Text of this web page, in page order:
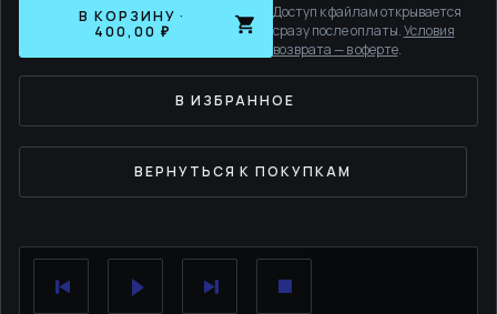
В КОРЗИНУ ·
400,00 ₽
Доступ к файлам открывается
сразу после оплаты.Условия
возврата — в оферте.
В ИЗБРАННОЕ
ВЕРНУТЬСЯ К ПОКУПКАМ